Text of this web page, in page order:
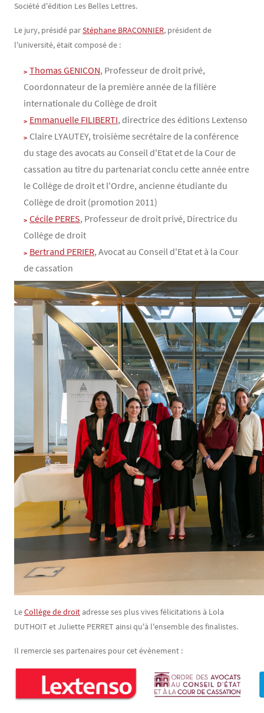
Société d'édition Les Belles Lettres.
Le jury, présidé parStéphane BRACONNIER, président de
l'université, était composé de :
Thomas GENICON, Professeur de droit privé,
Coordonnateur de la première année de la filière
internationale du Collège de droit
Emmanuelle FILIBERTI, directrice des éditions Lextenso
Claire LYAUTEY, troisième secrétaire de la conférence
du stage des avocats au Conseil d'Etat et de la Cour de
cassation au titre du partenariat conclu cette année entre
le Collège de droit et l'Ordre, ancienne étudiante du
Collège de droit (promotion 2011)
Cécile PERES, Professeur de droit privé, Directrice du
Collège de droit
Bertrand PERIER, Avocat au Conseil d'Etat et à la Cour
de cassation
LeCollège de droit adresse ses plus vives félicitations à Lola
DUTHOIT et Juliette PERRET ainsi qu'à l'ensemble des finalistes.
Il remercie ses partenaires pour cet évènement :